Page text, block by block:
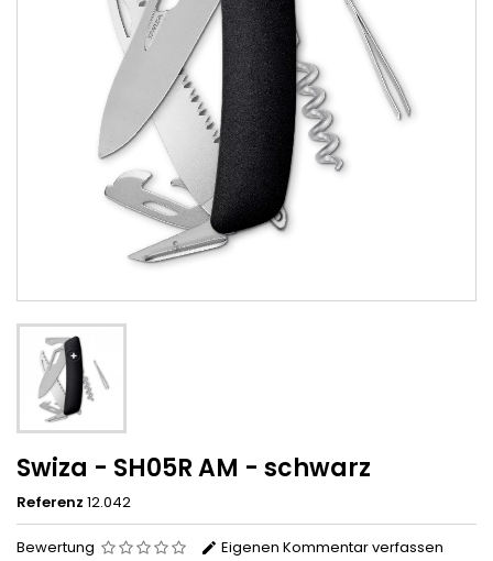
Swiza - SH05R AM - schwarz
Referenz 12.042
Bewertung Eigenen Kommentar verfassen